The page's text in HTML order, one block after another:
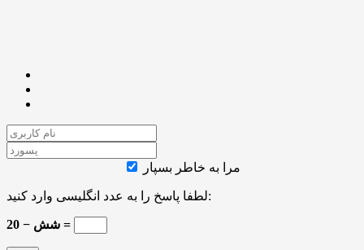
مرا به خاطر بسپار
لطفا پاسخ را به عدد انگلیسی وارد کنید:
20 − شش =